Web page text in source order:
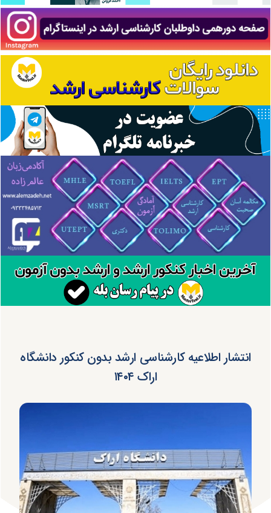
انتشار اطلاعیه کارشناسی ارشد بدون کنکور دانشگاه
اراک ۱۴۰۴